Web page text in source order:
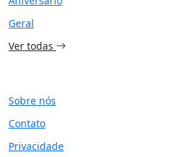
Geral
Ver todas
Sobre nós
Contato
Privacidade